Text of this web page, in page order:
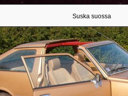
Suska suossa